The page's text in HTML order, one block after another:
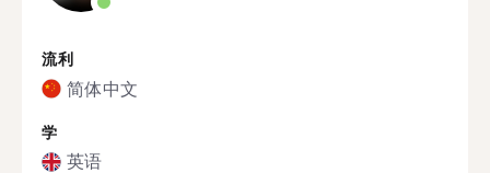
流利
简体中文
学
英语